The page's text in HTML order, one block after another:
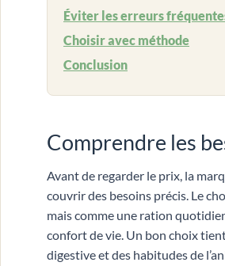
Éviter les erreurs
Choisir avec méthode
Conclusion
Comprendre les
Avant de regarder le prix, la
couvrir des besoins précis. Le
mais comme une ration
confort de vie. Un bon choix
digestive et des habitudes de